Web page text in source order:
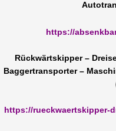
https://
Rückwärtskipper –
Baggertransporter –
https://rueckwaertskipper-